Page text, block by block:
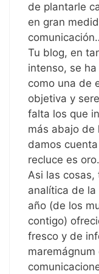
de plantarle
en gran
Tu blog, en
intenso, se
como una de
objetiva y
falta los que
más abajo de
damos
recluce es oro.
Asi las cosas,
analítica de
año (de los
contigo)
fresco y de